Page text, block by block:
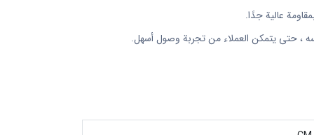
، حتى يتمكن العملاء من تجربة وصول أسهل.